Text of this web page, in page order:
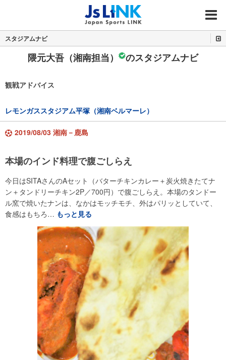
MENU
スタジアムナビ
隈元大吾（湘南担当） のスタジアムナビ
観戦アドバイス
レモンガススタジアム平塚（湘南ベルマーレ）
2019/08/03 湘南－鹿島
本場のインド料理で腹ごしらえ
今日はSITAさんのAセット（バターチキンカレー＋炭火焼きたてナ
ン＋タンドリーチキン2P／700円）で腹ごしらえ。本場のタンドー
ル窯で焼いたナンは、なかはモッチモチ、外はパリッとしていて、
食感はもちろ… もっと見る